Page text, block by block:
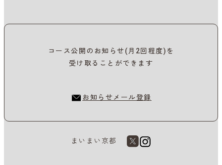
コース公開のお知らせ(月2回程度)を
受け取ることができます
お知らせメール登録
まいまい京都